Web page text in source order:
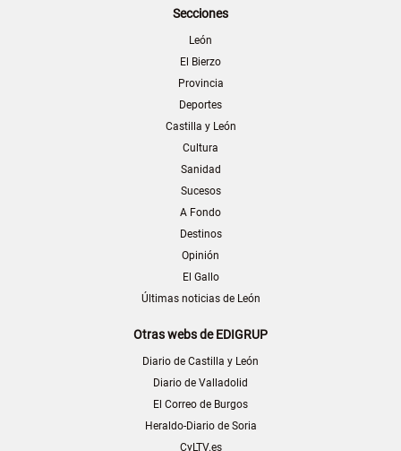
Secciones
León
El Bierzo
Provincia
Deportes
Castilla y León
Cultura
Sanidad
Sucesos
A Fondo
Destinos
Opinión
El Gallo
Últimas noticias de León
Otras webs de EDIGRUP
Diario de Castilla y León
Diario de Valladolid
El Correo de Burgos
Heraldo-Diario de Soria
CyLTV.es